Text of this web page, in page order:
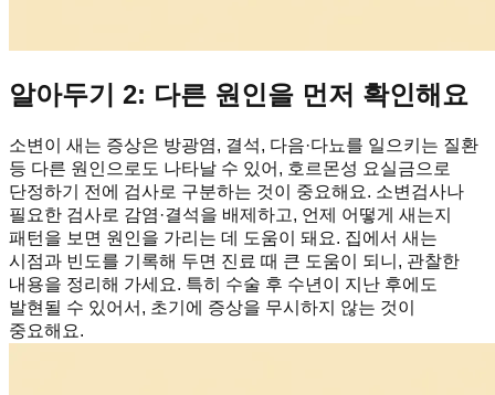
알아두기 2: 다른 원인을 먼저 확인해요
소변이 새는 증상은 방광염, 결석, 다음·다뇨를 일으키는 질환
등 다른 원인으로도 나타날 수 있어, 호르몬성 요실금으로
단정하기 전에 검사로 구분하는 것이 중요해요. 소변검사나
필요한 검사로 감염·결석을 배제하고, 언제 어떻게 새는지
패턴을 보면 원인을 가리는 데 도움이 돼요. 집에서 새는
시점과 빈도를 기록해 두면 진료 때 큰 도움이 되니, 관찰한
내용을 정리해 가세요. 특히 수술 후 수년이 지난 후에도
발현될 수 있어서, 초기에 증상을 무시하지 않는 것이
중요해요.